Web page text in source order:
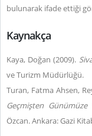
bulunarak ifade ettiği
Kaynakça
Kaya, Doğan (2009).
ve Turizm Müdürlüğü.
Turan, Fatma Ahsen,
Geçmişten
Özcan. Ankara: Gazi